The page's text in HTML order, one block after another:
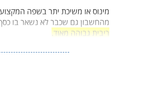
מינוס או משיכת יתר בשפה
מהחשבון גם שכבר לא נשאר בו
ריבית גבוהה מאוד.